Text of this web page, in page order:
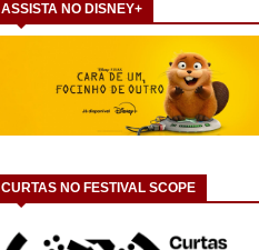
ASSISTA NO DISNEY+
CURTAS NO FESTIVAL SCOPE